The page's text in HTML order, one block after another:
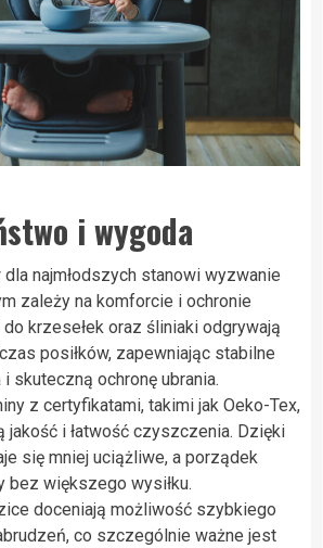
i wygoda
najmłodszych stanowi wyzwanie
zależy na komforcie i ochronie
krzesełek oraz śliniaki odgrywają
posiłków, zapewniając stabilne
skuteczną ochronę ubrania.
z certyfikatami, takimi jak Oeko-Tex,
jakość i łatwość czyszczenia. Dzięki
się mniej uciążliwe, a porządek
bez większego wysiłku.
doceniają możliwość szybkiego
co szczególnie ważne jest